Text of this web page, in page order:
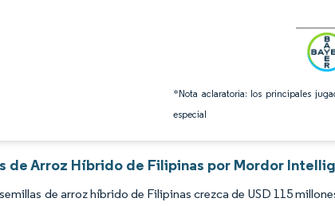
*Nota aclaratoria: los principales
especial
de Arroz Híbrido de Filipinas por Mordor
de arroz híbrido de Filipinas crezca de USD 115